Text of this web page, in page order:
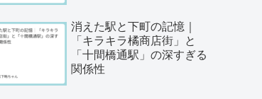
消えた駅と下町の記憶｜
「キラキラ橘商店街」と
「十間橋通駅」の深すぎる
関係性